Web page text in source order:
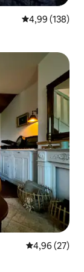
Prosječna
4,99 (138)
gosti”
Prosječna
4,96 (27)